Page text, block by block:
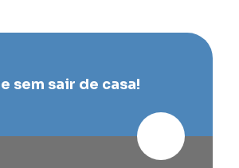
sem sair de casa!